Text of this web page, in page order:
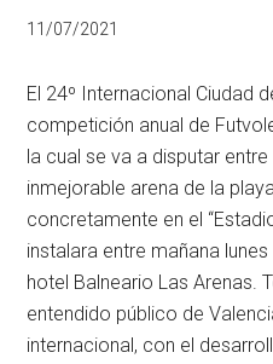
11/07/2021
El 24º Internacional Ciudad
competición anual de
la cual se va a disputar
inmejorable arena de la
concretamente en el
instalara entre mañana
hotel Balneario Las Arenas.
entendido público de
internacional, con el